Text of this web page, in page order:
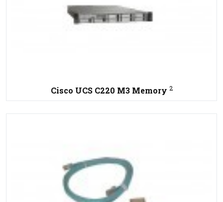
Cisco UCS C220 M3 Memory 2